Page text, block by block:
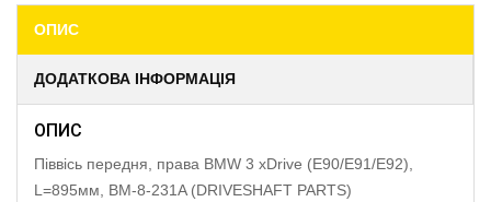
ОПИС
ДОДАТКОВА ІНФОРМАЦІЯ
ОПИС
Піввісь передня, права BMW 3 xDrive (E90/E91/E92),
L=895мм, BM-8-231A (DRIVESHAFT PARTS)